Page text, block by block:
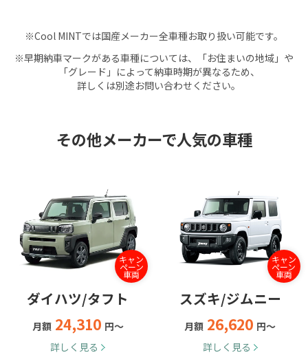
※Cool MINTでは国産メーカー全車種お取り扱い可能です。
※早期納車マークがある車種については、「お住まいの地域」や
「グレード」によって納車時期が異なるため、
詳しくは別途お問い合わせください。
その他メーカーで人気の車種
キャン
ペーン
車両
ダイハツ/タフト
月額 24,310 円～
詳しく見る
キャン
ペーン
車両
スズキ/ジムニー
月額 26,620 円～
詳しく見る